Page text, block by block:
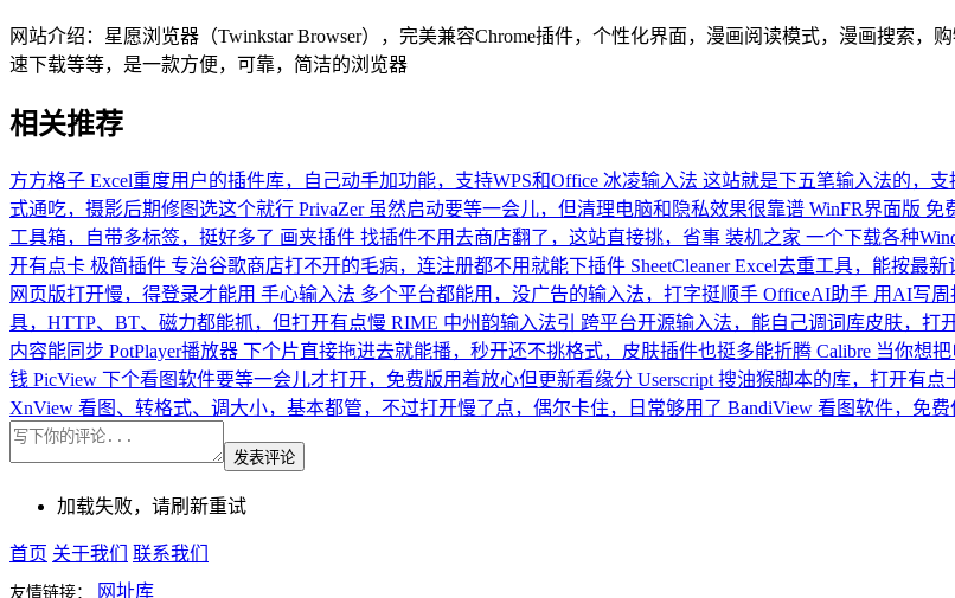
网站介绍： 星愿浏览器（Twinkstar Browser），完美兼容Chrome插件，个性化界面，漫画阅读模式，漫画搜索
速下载等等，是一款方便，可靠，简洁的浏览器
相关推荐
方方格子 Excel重度用户的插件库，自己动手加功能，支持WPS和Office 冰凌输入法 这站就是下五笔输入法的，
式通吃，摄影后期修图选这个就行 PrivaZer 虽然启动要等一会儿，但清理电脑和隐私效果很靠谱 WinFR界面版 免
工具箱，自带多标签，挺好多了 画夹插件 找插件不用去商店翻了，这站直接挑，省事 装机之家 一个下载各种
开有点卡 极简插件 专治谷歌商店打不开的毛病，连注册都不用就能下插件 SheetCleaner Excel去重工具，能按最
网页版打开慢，得登录才能用 手心输入法 多个平台都能用，没广告的输入法，打字挺顺手 OfficeAI助手 用AI写周
具，HTTP、BT、磁力都能抓，但打开有点慢 RIME 中州韵输入法引 跨平台开源输入法，能自己调词库皮肤，打
内容能同步 PotPlayer播放器 下个片直接拖进去就能播，秒开还不挑格式，皮肤插件也挺多能折腾 Calibre 当你想
钱 PicView 下个看图软件要等一会儿才打开，免费版用着放心但更新看缘分 Userscript 搜油猴脚本的库，打开有点
XnView 看图、转格式、调大小，基本都管，不过打开慢了点，偶尔卡住，日常够用了 BandiView 看图软件，免
发表评论
加载失败，请刷新重试
首页 关于我们 联系我们
友情链接： 网址库